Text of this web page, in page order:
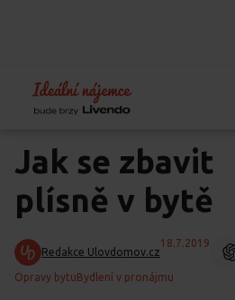
Home Blog Péče o byt
Jak se zbavit
plísně v bytě
Redakce Ulovdomov.cz
18.7.2019
Opravy bytuBydlení v pronájmu